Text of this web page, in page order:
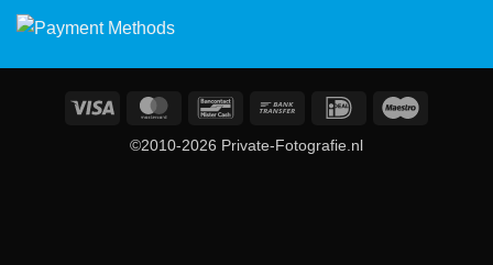
Visa MasterCardBancontactBank
IDeal
©2010-2026 Private-Fotografie.nl